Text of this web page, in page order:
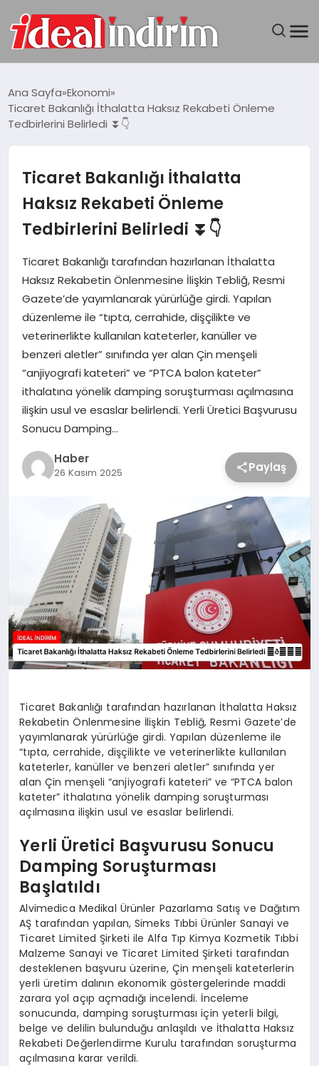
BILGISAYAR
TEKNOLOJI
YAŞAM
Ana Sayfa Ekonomi
Ticaret Bakanlığı İthalatta Haksız Rekabeti Önleme
Tedbirlerini Belirledi ⏬👇
Ticaret Bakanlığı İthalatta
Haksız Rekabeti Önleme
Tedbirlerini Belirledi ⏬👇
Ticaret Bakanlığı tarafından hazırlanan İthalatta
Haksız Rekabetin Önlenmesine İlişkin Tebliğ, Resmi
Gazete’de yayımlanarak yürürlüğe girdi. Yapılan
düzenleme ile “tıpta, cerrahide, dişçilikte ve
veterinerlikte kullanılan kateterler, kanüller ve
benzeri aletler” sınıfında yer alan Çin menşeli
“anjiyografi kateteri” ve “PTCA balon kateter”
ithalatına yönelik damping soruşturması açılmasına
ilişkin usul ve esaslar belirlendi. Yerli Üretici Başvurusu
Sonucu Damping…
Haber
26 Kasım 2025 Paylaş
Ticaret Bakanlığı tarafından hazırlanan İthalatta Haksız
Rekabetin Önlenmesine İlişkin Tebliğ, Resmi Gazete’de
yayımlanarak yürürlüğe girdi. Yapılan düzenleme ile
“tıpta, cerrahide, dişçilikte ve veterinerlikte kullanılan
kateterler, kanüller ve benzeri aletler” sınıfında yer
alan Çin menşeli “anjiyografi kateteri” ve “PTCA balon
kateter” ithalatına yönelik damping soruşturması
açılmasına ilişkin usul ve esaslar belirlendi.
Yerli Üretici Başvurusu Sonucu
Damping Soruşturması
Başlatıldı
Alvimedica Medikal Ürünler Pazarlama Satış ve Dağıtım
AŞ tarafından yapılan, Simeks Tıbbi Ürünler Sanayi ve
Ticaret Limited Şirketi ile Alfa Tıp Kimya Kozmetik Tıbbi
Malzeme Sanayi ve Ticaret Limited Şirketi tarafından
desteklenen başvuru üzerine, Çin menşeli kateterlerin
yerli üretim dalının ekonomik göstergelerinde maddi
zarara yol açıp açmadığı incelendi. İnceleme
sonucunda, damping soruşturması için yeterli bilgi,
belge ve delilin bulunduğu anlaşıldı ve İthalatta Haksız
Rekabeti Değerlendirme Kurulu tarafından soruşturma
açılmasına karar verildi.